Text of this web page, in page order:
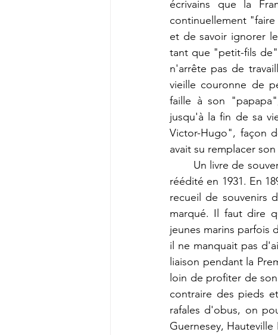
écrivains que la
continuellement
et de savoir ignorer
tant que "petit-fils
n'arrête pas de
vieille couronne de
faille à son
jusqu'à la fin de sa
Victor-Hugo", façon
avait su remplacer
Un livre de
réédité en 1931. En
recueil de souvenirs
marqué. Il faut dire
jeunes marins parfois
il ne manquait pas
liaison pendant la
loin de profiter de
contraire des pieds
rafales d'obus, on
Guernesey,